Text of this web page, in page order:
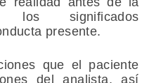
los significados
presente.
que el paciente
del analista, así